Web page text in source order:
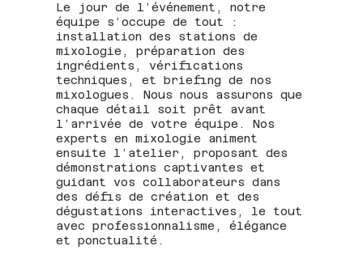
Le jour de l’événement, notre
équipe s’occupe de tout :
installation des stations de
mixologie, préparation des
ingrédients, vérifications
techniques, et briefing de nos
mixologues. Nous nous assurons que
chaque détail soit prêt avant
l’arrivée de votre équipe. Nos
experts en mixologie animent
ensuite l’atelier, proposant des
démonstrations captivantes et
guidant vos collaborateurs dans
des défis de création et des
dégustations interactives, le tout
avec professionnalisme, élégance
et ponctualité.